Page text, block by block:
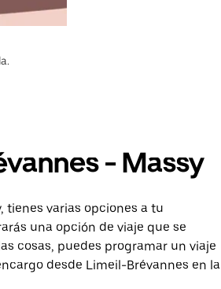
- Massy
tienes varias opciones a tu
una opción de viaje que se
cosas, puedes programar un viaje
desde Limeil-Brévannes en la